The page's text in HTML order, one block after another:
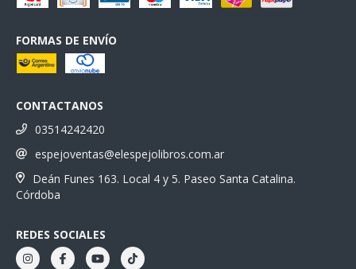
FORMAS DE ENVÍO
CONTACTANOS
03514242420
espejoventas@elespejolibros.com.ar
Deán Funes 163. Local 4 y 5. Paseo Santa Catalina.
Córdoba
REDES SOCIALES